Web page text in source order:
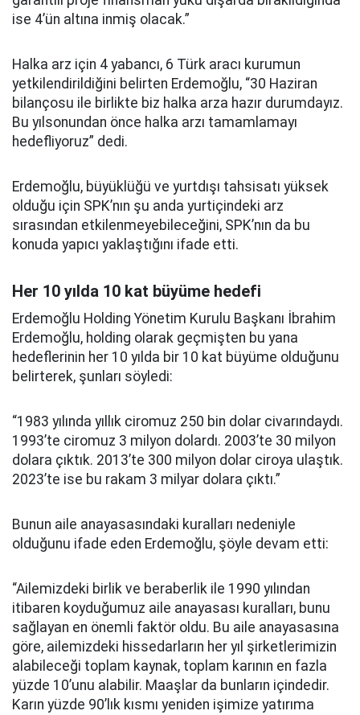
ise 4’ün altına inmiş olacak.”
Halka arz için 4 yabancı, 6 Türk aracı kurumun
yetkilendirildiğini belirten Erdemoğlu, “30 Haziran
bilançosu ile birlikte biz halka arza hazır durumdayız.
Bu yılsonundan önce halka arzı tamamlamayı
hedefliyoruz” dedi.
Erdemoğlu, büyüklüğü ve yurtdışı tahsisatı yüksek
olduğu için SPK’nın şu anda yurtiçindeki arz
sırasından etkilenmeyebileceğini, SPK’nın da bu
konuda yapıcı yaklaştığını ifade etti.
Her 10 yılda 10 kat büyüme hedefi
Erdemoğlu Holding Yönetim Kurulu Başkanı İbrahim
Erdemoğlu, holding olarak geçmişten bu yana
hedeflerinin her 10 yılda bir 10 kat büyüme olduğunu
belirterek, şunları söyledi:
“1983 yılında yıllık ciromuz 250 bin dolar civarındaydı.
1993’te ciromuz 3 milyon dolardı. 2003’te 30 milyon
dolara çıktık. 2013’te 300 milyon dolar ciroya ulaştık.
2023’te ise bu rakam 3 milyar dolara çıktı.”
Bunun aile anayasasındaki kuralları nedeniyle
olduğunu ifade eden Erdemoğlu, şöyle devam etti:
“Ailemizdeki birlik ve beraberlik ile 1990 yılından
itibaren koyduğumuz aile anayasası kuralları, bunu
sağlayan en önemli faktör oldu. Bu aile anayasasına
göre, ailemizdeki hissedarların her yıl şirketlerimizin
alabileceği toplam kaynak, toplam karının en fazla
yüzde 10’unu alabilir. Maaşlar da bunların içindedir.
Karın yüzde 90’lık kısmı yeniden işimize yatırıma